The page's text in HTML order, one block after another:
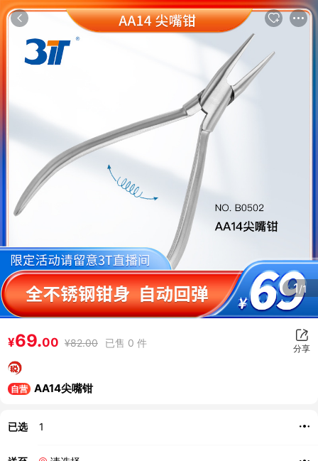
商品 评论 详情 推荐
1/1
¥69.00 ¥82.00 已售 0 件 分享
自营 AA14尖嘴钳
已选 1